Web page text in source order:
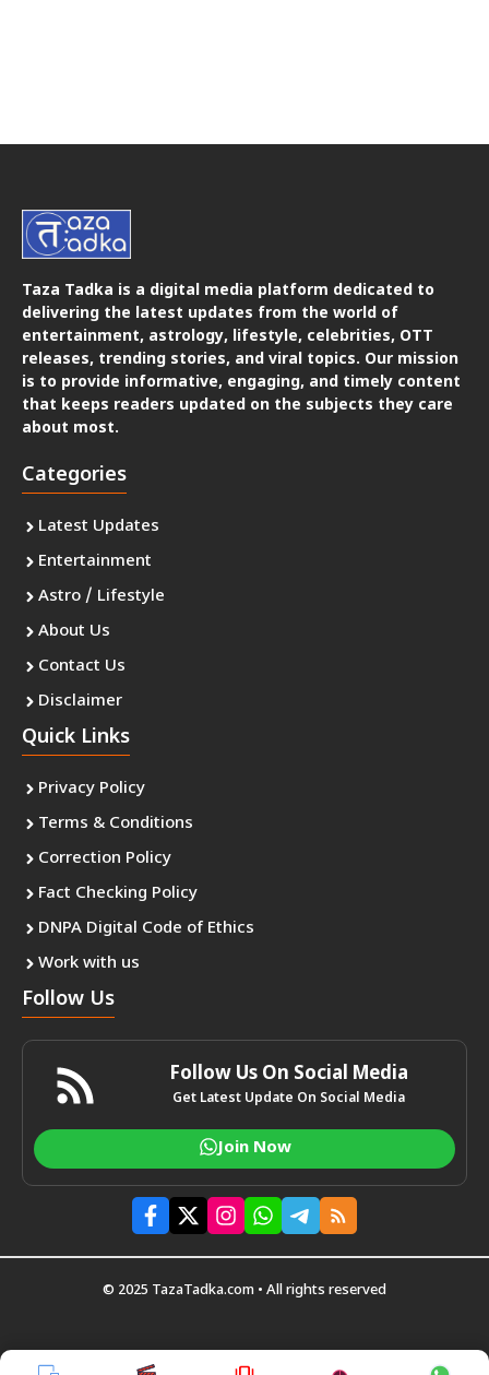
Taza Tadka is a digital media platform dedicated to
delivering the latest updates from the world of
entertainment, astrology, lifestyle, celebrities, OTT
releases, trending stories, and viral topics. Our mission
is to provide informative, engaging, and timely content
that keeps readers updated on the subjects they care
about most.
Categories
Latest Updates
Entertainment
Astro / Lifestyle
About Us
Contact Us
Disclaimer
Quick Links
Privacy Policy
Terms & Conditions
Correction Policy
Fact Checking Policy
DNPA Digital Code of Ethics
Work with us
Follow Us
Follow Us On Social Media
Get Latest Update On Social Media
Join Now
© 2025 TazaTadka.com • All rights reserved